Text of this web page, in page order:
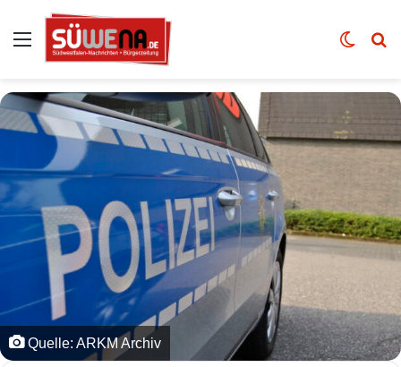
Auswahl Skin
Quelle: ARKM Archiv